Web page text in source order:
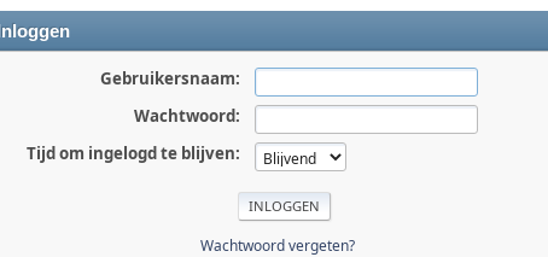
Inloggen
Gebruikersnaam:
Wachtwoord:
Tijd om ingelogd te blijven:
Wachtwoord vergeten?